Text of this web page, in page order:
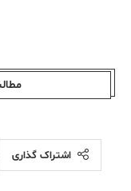
اشتراک گذاری